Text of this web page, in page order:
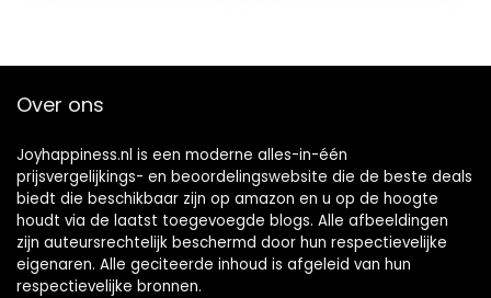
Over ons
Joyhappiness.nl is een moderne alles-in-één
prijsvergelijkings- en beoordelingswebsite die de beste deals
biedt die beschikbaar zijn op amazon en u op de hoogte
houdt via de laatst toegevoegde blogs. Alle afbeeldingen
zijn auteursrechtelijk beschermd door hun respectievelijke
eigenaren. Alle geciteerde inhoud is afgeleid van hun
respectievelijke bronnen.